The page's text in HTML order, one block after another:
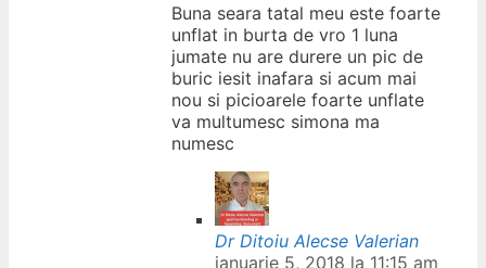
Buna seara tatal meu este foarte
unflat in burta de vro 1 luna
jumate nu are durere un pic de
buric iesit inafara si acum mai
nou si picioarele foarte unflate
va multumesc simona ma
numesc
Dr Ditoiu Alecse Valerian
ianuarie 5, 2018 la 11:15 am